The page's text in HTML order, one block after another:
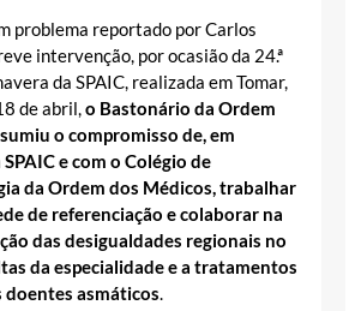
problema reportado por Carlos
intervenção, por ocasião da 24.ª
da SPAIC, realizada em Tomar,
de abril,o Bastonário da Ordem
o compromisso de, em
e com o Colégio de
da Ordem dos Médicos, trabalhar
de referenciação e colaborar na
das desigualdades regionais no
da especialidade e a tratamentos
doentes asmáticos.